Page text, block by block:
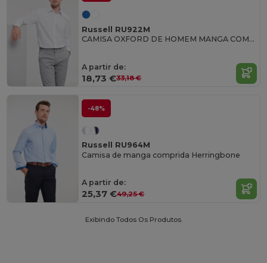
Russell RU922M
CAMISA OXFORD DE HOMEM MANGA COMPRIDA
A partir de:
18,73 €33,18 €
-48%
Russell RU964M
Camisa de manga comprida Herringbone
A partir de:
25,37 €49,25 €
Exibindo Todos Os Produtos.